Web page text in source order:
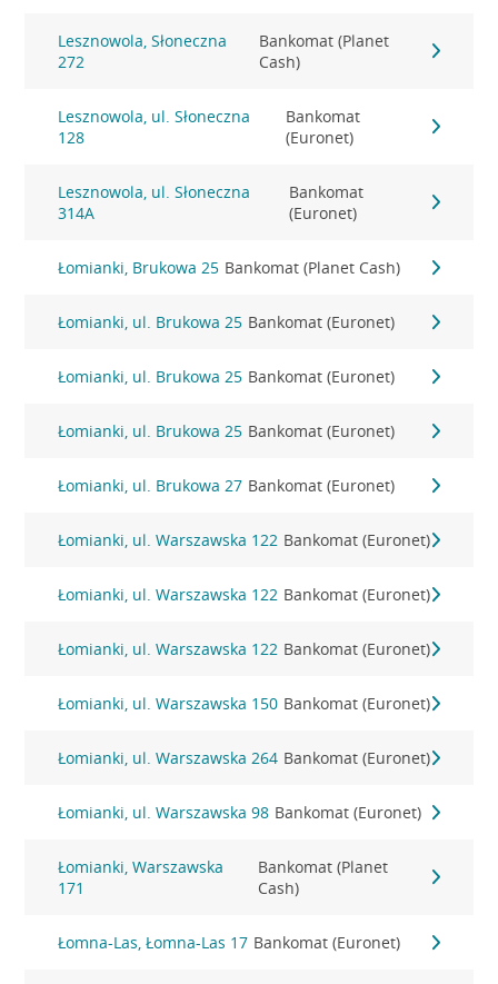
Lesznowola, Słoneczna
272
Bankomat (Planet
Cash)
Lesznowola, ul. Słoneczna
128
Bankomat
(Euronet)
Lesznowola, ul. Słoneczna
314A
Bankomat
(Euronet)
Łomianki, Brukowa 25 Bankomat (Planet Cash)
Łomianki, ul. Brukowa 25 Bankomat (Euronet)
Łomianki, ul. Brukowa 25 Bankomat (Euronet)
Łomianki, ul. Brukowa 25 Bankomat (Euronet)
Łomianki, ul. Brukowa 27 Bankomat (Euronet)
Łomianki, ul. Warszawska 122 Bankomat (Euronet)
Łomianki, ul. Warszawska 122 Bankomat (Euronet)
Łomianki, ul. Warszawska 122 Bankomat (Euronet)
Łomianki, ul. Warszawska 150 Bankomat (Euronet)
Łomianki, ul. Warszawska 264 Bankomat (Euronet)
Łomianki, ul. Warszawska 98 Bankomat (Euronet)
Łomianki, Warszawska
171
Bankomat (Planet
Cash)
Łomna-Las, Łomna-Las 17 Bankomat (Euronet)